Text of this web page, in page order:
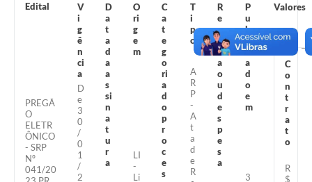
Telefones Úteis
Enquete
Jornal
Edital
PREGÃ
O
ELETR
ÔNICO
- SRP
Nº
041/20
V
i
g
ê
n
ci
a
D
e
3
0
/
0
1
/
2
D
a
t
a
d
a
a
s
si
n
a
t
u
r
a
O
ri
g
e
m
LI
-
Li
C
a
t
e
g
o
ri
a
d
o
p
r
o
c
e
s
T
i
p
o
A
R
P
-
A
t
a
d
e
R
R
e
c
e
it
a
o
u
d
e
s
p
e
s
a
P
u
b
li
c
a
d
o
e
m
3
Valores
C
o
n
t
r
a
t
o
R
$